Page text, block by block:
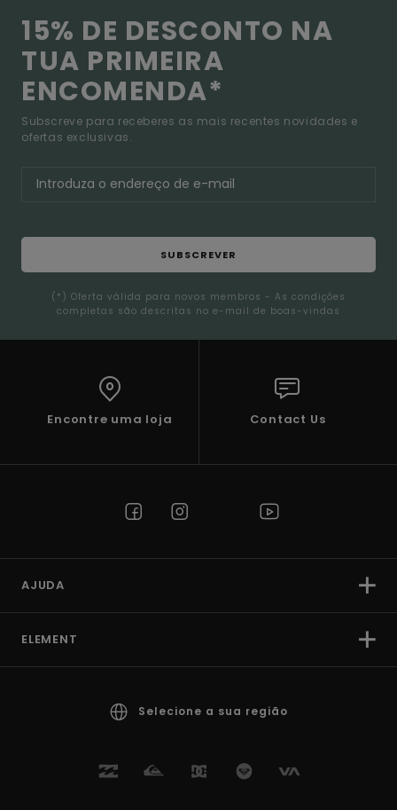
15% DE DESCONTO NA
TUA PRIMEIRA
ENCOMENDA*
Subscreve para receberes as mais recentes novidades e
ofertas exclusivas.
SUBSCREVER
(*) Oferta válida para novos membros - As condições
completas são descritas no e-mail de boas-vindas
Encontre uma loja Contact Us
AJUDA
ELEMENT
Selecione a sua região